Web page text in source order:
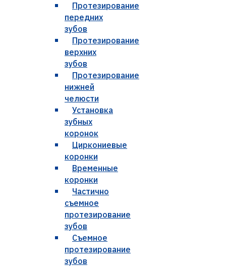
Протезирование
передних
зубов
Протезирование
верхних
зубов
Протезирование
нижней
челюсти
Установка
зубных
коронок
Циркониевые
коронки
Временные
коронки
Частично
съемное
протезирование
зубов
Съемное
протезирование
зубов